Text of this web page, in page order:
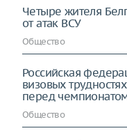
Четыре жителя
от атак ВСУ
Общество
Российская
визовых
перед
Общество